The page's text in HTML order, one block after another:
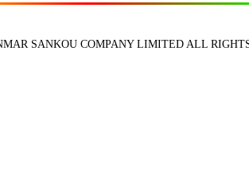
SANKOU COMPANY LIMITED ALL